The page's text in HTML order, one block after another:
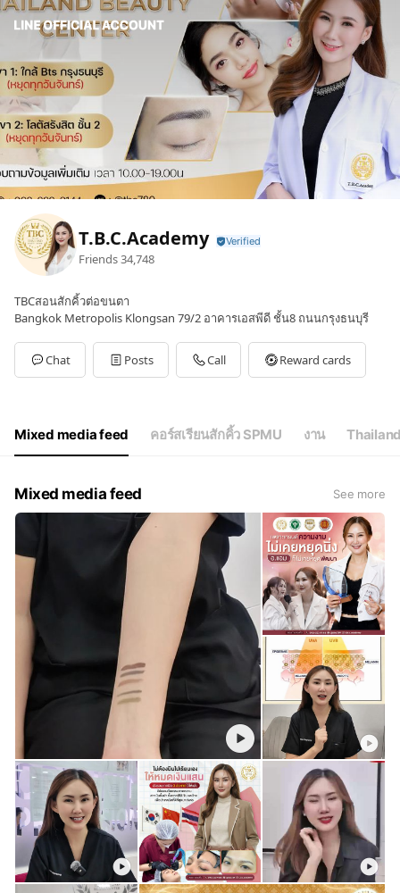
T.B.C.Academy
Friends34,748
TBCสอนสักคิ้วต่อขนตา
Bangkok Metropolis Klongsan 79/2 อาคารเอสพีดี ชั้น8 ถนนกรุงธนบุรี
Chat Posts Call Reward cards
Mixed media feed คอร์สเรียนสักคิ้ว SPMU งาน
Mixed media feed See more